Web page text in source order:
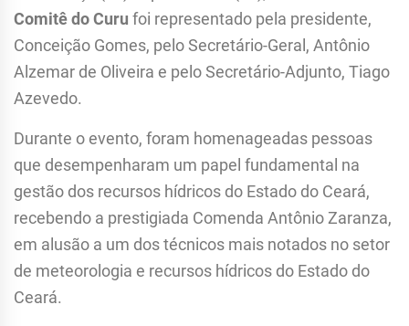
Comitê do Curu foi representado pela presidente,
Conceição Gomes, pelo Secretário-Geral, Antônio
Alzemar de Oliveira e pelo Secretário-Adjunto, Tiago
Azevedo.
Durante o evento, foram homenageadas pessoas
que desempenharam um papel fundamental na
gestão dos recursos hídricos do Estado do Ceará,
recebendo a prestigiada Comenda Antônio Zaranza,
em alusão a um dos técnicos mais notados no setor
de meteorologia e recursos hídricos do Estado do
Ceará.